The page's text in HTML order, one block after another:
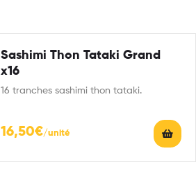
Sashimi Thon Tataki Grand
x16
16 tranches sashimi thon tataki.
16,50€